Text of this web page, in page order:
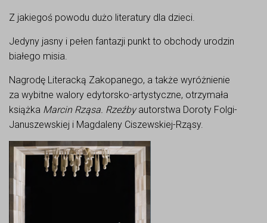
Z jakiegoś powodu dużo literatury dla dzieci.
Jedyny jasny i pełen fantazji punkt to obchody urodzin
białego misia.
Nagrodę Literacką Zakopanego, a także wyróżnienie
za wybitne walory edytorsko-artystyczne, otrzymała
książka Marcin Rząsa. Rzeźbyautorstwa Doroty Folgi-
Januszewskiej i Magdaleny Ciszewskiej-Rząsy.